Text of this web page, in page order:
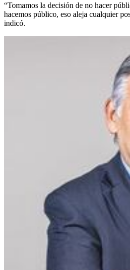
“Tomamos la decisión de no hacer
hacemos público, eso aleja cualquier
indicó.